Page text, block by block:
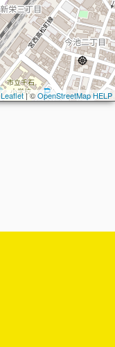
Leaflet| ©OpenStreetMapHELP